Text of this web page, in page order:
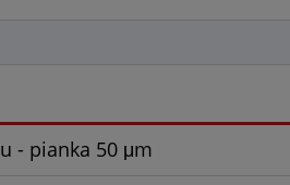
- pianka 50 μm